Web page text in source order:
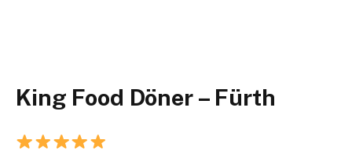
King Food Döner – Fürth